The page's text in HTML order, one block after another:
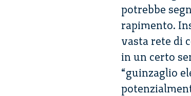
potrebbe
rapimento.
vasta rete di
in un certo
“guinzaglio